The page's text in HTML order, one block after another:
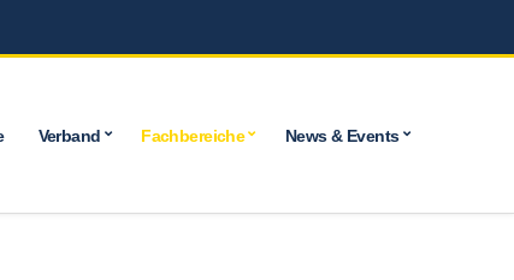
Verband Fachbereiche News & Events